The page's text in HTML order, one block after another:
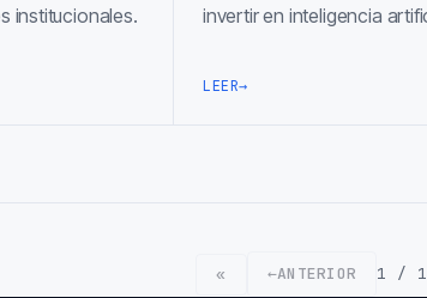
institucionales.
invertir en inteligencia
LEER→
« ←ANTERIOR 1 /